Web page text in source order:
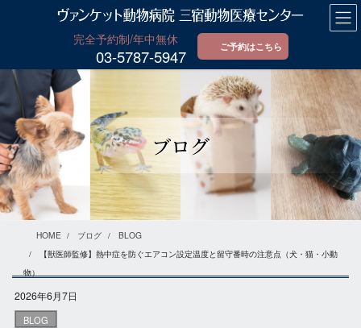
に
移
動
ョ
ン
に
移
動
03-5787-5947
ご予約はこちら
ブログ
HOME ブログ
BLOG
【獣医師監修】熱中症を防ぐエアコン設定温度と留守番時の注意点（犬・猫・小動
物）
2026年6月7日
BLOG